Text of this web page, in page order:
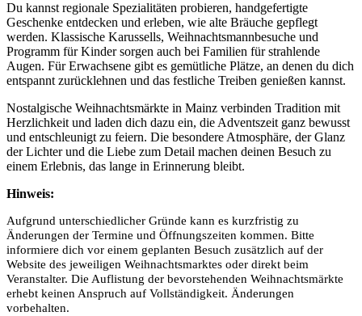
Du kannst regionale Spezialitäten probieren, handgefertigte
Geschenke entdecken und erleben, wie alte Bräuche gepflegt
werden. Klassische Karussells, Weihnachtsmannbesuche und
Programm für Kinder sorgen auch bei Familien für strahlende
Augen. Für Erwachsene gibt es gemütliche Plätze, an denen du dich
entspannt zurücklehnen und das festliche Treiben genießen kannst.
Nostalgische Weihnachtsmärkte in Mainz verbinden Tradition mit
Herzlichkeit und laden dich dazu ein, die Adventszeit ganz bewusst
und entschleunigt zu feiern. Die besondere Atmosphäre, der Glanz
der Lichter und die Liebe zum Detail machen deinen Besuch zu
einem Erlebnis, das lange in Erinnerung bleibt.
Hinweis:
Aufgrund unterschiedlicher Gründe kann es kurzfristig zu
Änderungen der Termine und Öffnungszeiten kommen. Bitte
informiere dich vor einem geplanten Besuch zusätzlich auf der
Website des jeweiligen Weihnachtsmarktes oder direkt beim
Veranstalter. Die Auflistung der bevorstehenden Weihnachtsmärkte
erhebt keinen Anspruch auf Vollständigkeit. Änderungen
vorbehalten.